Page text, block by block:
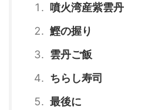
噴火湾産紫雲丹
鰹の握り
雲丹ご飯
ちらし寿司
最後に